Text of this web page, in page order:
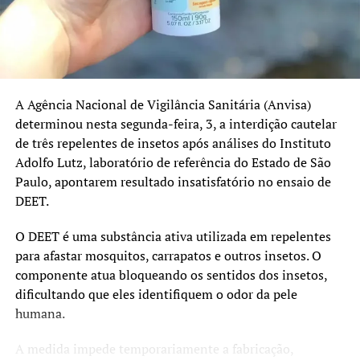
Pentavalente: 91%
Pneumocócica: 96%
Tríplice Viral: 95%
HPV e sarampo recebem atenção especial
Além da atualização das vacinas de rotina, a campanha
HPV e o sarampo.
O prazo da estratégia extraordinária de vacinação contra
o HPV foi ampliado até 31 de dezembro de 2026 para
adolescentes de 15 a 19 anos que ainda não receberam a
A Agência Nacional de Vigilância Sanitária (Anvisa)
determinou nesta segunda-feira, 3, a interdição cautelar
de três repelentes de insetos após análises do Instituto
Adolfo Lutz, laboratório de referência do Estado de São
Paulo, apontarem resultado insatisfatório no ensaio de
DEET.
O DEET é uma substância ativa utilizada em repelentes
para afastar mosquitos, carrapatos e outros insetos. O
componente atua bloqueando os sentidos dos insetos,
dificultando que eles identifiquem o odor da pele
humana.
A medida impede temporariamente a fabricação,